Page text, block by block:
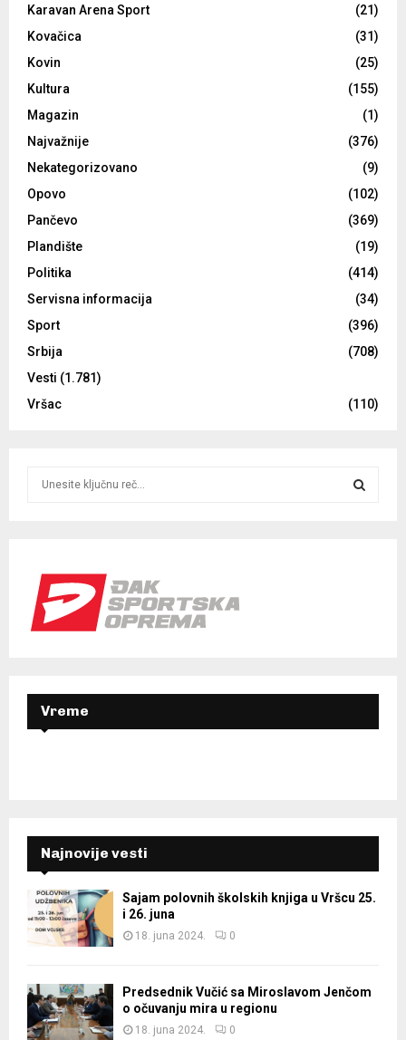
Karavan Arena Sport
(21)
Kovačica
(31)
Kovin
(25)
Kultura
(155)
Magazin
(1)
Najvažnije
(376)
Nekategorizovano
(9)
Opovo
(102)
Pančevo
(369)
Plandište
(19)
Politika
(414)
Servisna informacija
(34)
Sport
(396)
Srbija
(708)
Vesti (1.781)
Vršac
(110)
r
Vreme
Najnovije vesti
Sajam polovnih školskih knjiga u Vršcu 25.
i 26. juna
18. juna 2024. 0
Predsednik Vučić sa Miroslavom Jenčom
o očuvanju mira u regionu
18. juna 2024. 0